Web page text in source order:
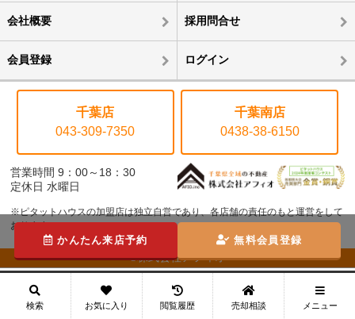
会社概要 採用問合せ
会員登録 ログイン
千葉店
043-309-7350
千葉南店
0438-38-6150
営業時間 9：00～18：30
定休日 水曜日
※ピタットハウスの加盟店は独立自営であり、各店舗の責任のもと運営をして
おります。
©株式会社アフィオ
かんたん来店予約 無料会員登録
検索 お気に入り 閲覧履歴 売却相談 メニュー